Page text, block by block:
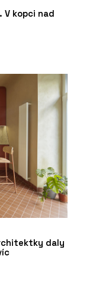
V kopci nad
daly